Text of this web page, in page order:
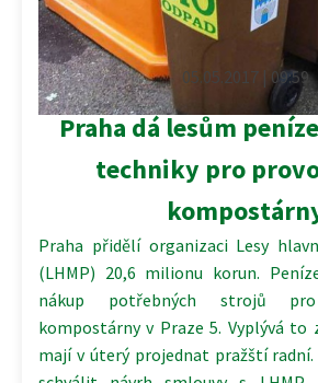
05.05.2017 | 09:59
Praha dá lesům
techniky pro
Praha přidělí organizaci Lesy
(LHMP) 20,6 milionu korun.
nákup potřebných strojů
kompostárny v Praze 5. Vyplývá
mají v úterý projednat pražští